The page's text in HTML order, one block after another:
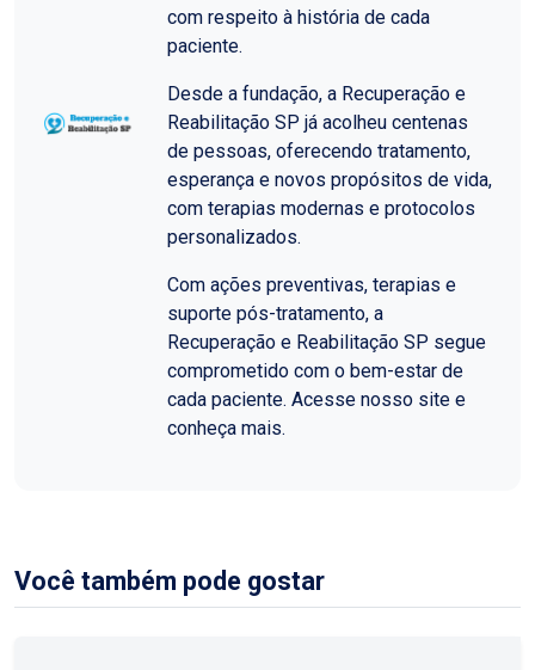
com respeito à história de cada
paciente.
Desde a fundação, a Recuperação e
Reabilitação SP já acolheu centenas
de pessoas, oferecendo tratamento,
esperança e novos propósitos de vida,
com terapias modernas e protocolos
personalizados.
Com ações preventivas, terapias e
suporte pós-tratamento, a
Recuperação e Reabilitação SP segue
comprometido com o bem-estar de
cada paciente. Acesse nosso site e
conheça mais.
Você também pode gostar